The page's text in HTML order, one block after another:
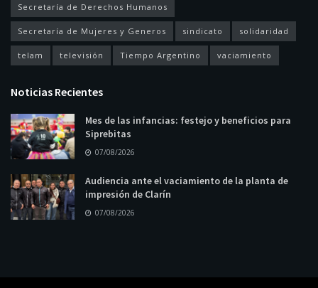
Secretaría de Derechos Humanos
Secretaría de Mujeres y Generos sindicato solidaridad
telam televisión Tiempo Argentino vaciamiento
Noticias Recientes
Mes de las infancias: festejo y beneficios para
Siprebitas
07/08/2026
Audiencia ante el vaciamiento de la planta de
impresión de Clarín
07/08/2026